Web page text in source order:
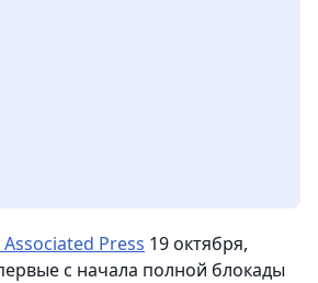
Associated Press 19 октября,
с начала полной блокады